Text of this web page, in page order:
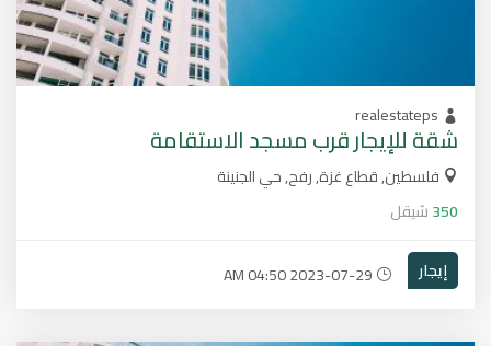
realestateps
شقة للإيجار قرب مسجد الاستقامة
فلسطين, قطاع غزة, رفح, حي الجنينة
350شيقل
إيجار